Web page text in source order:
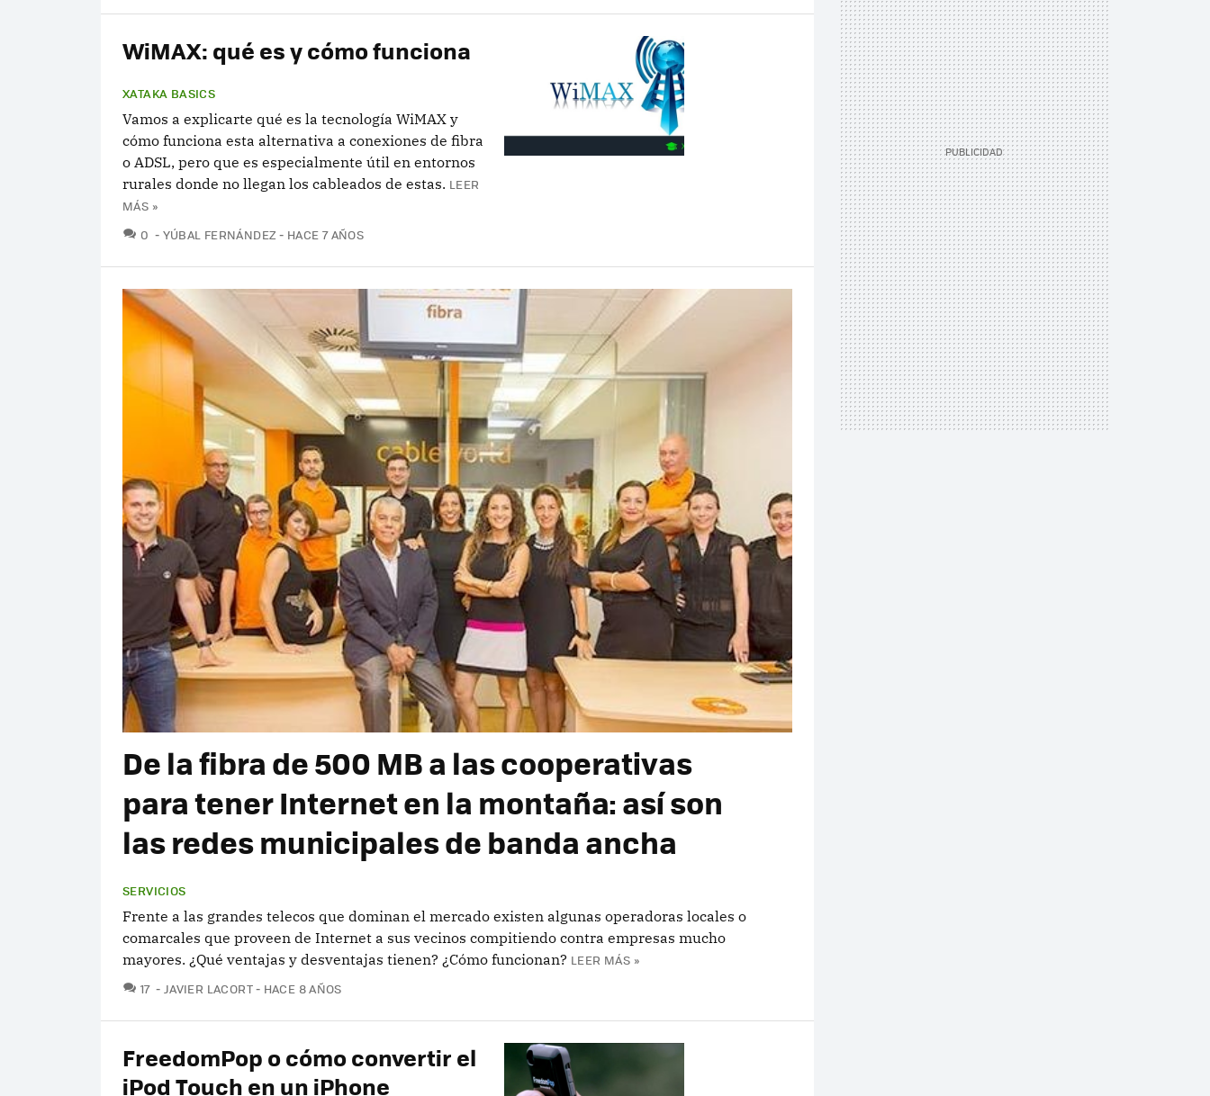
WiMAX: qué es y cómo funciona
XATAKA BASICS
Vamos a explicarte qué es la tecnología WiMAX y
cómo funciona esta alternativa a conexiones de fibra
o ADSL, pero que es especialmente útil en entornos
rurales donde no llegan los cableados de estas. LEER
MÁS »
0 COMENTARIOS
YÚBAL FERNÁNDEZ HACE 7 AÑOS
De la fibra de 500 MB a las cooperativas
para tener Internet en la montaña: así son
las redes municipales de banda ancha
SERVICIOS
Frente a las grandes telecos que dominan el mercado existen algunas operadoras locales o
comarcales que proveen de Internet a sus vecinos compitiendo contra empresas mucho
mayores. ¿Qué ventajas y desventajas tienen? ¿Cómo funcionan? LEER MÁS »
17 COMENTARIOS
JAVIER LACORT HACE 8 AÑOS
FreedomPop o cómo convertir el
iPod Touch en un iPhone